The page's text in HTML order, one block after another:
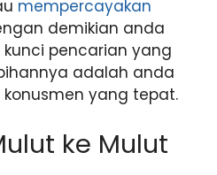
mempercayakan
demikian anda
pencarian yang
adalah anda
yang tepat.
ke Mulut